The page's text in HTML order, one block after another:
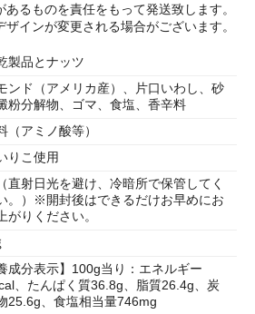
るものを責任をもって発送致します。
インが変更される場合がございます。
製品とナッツ
ンド（アメリカ産）、片口いわし、砂
粉分解物、ゴマ、食塩、香辛料
（アミノ酸等）
りこ使用
直射日光を避け、冷暗所で保管してく
。）※開封後はできるだけお早めにお
がりください。
成分表示】100g当り：エネルギー
、たんぱく質36.8g、脂質26.4g、炭
25.6g、食塩相当量746mg